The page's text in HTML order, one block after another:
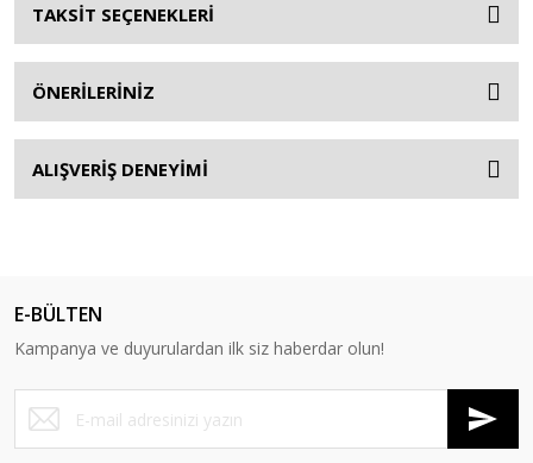
TAKSİT SEÇENEKLERİ
ÖNERİLERİNİZ
ALIŞVERİŞ DENEYİMİ
E-BÜLTEN
Kampanya ve duyurulardan ilk siz haberdar olun!